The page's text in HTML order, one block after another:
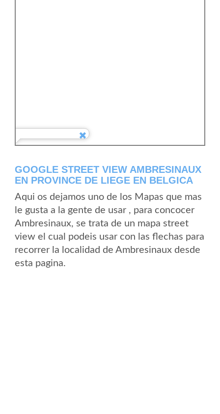
GOOGLE STREET VIEW AMBRESINAUX
EN PROVINCE DE LIEGE EN BELGICA
Aqui os dejamos uno de los Mapas que mas
le gusta a la gente de usar , para concocer
Ambresinaux, se trata de un mapa street
view el cual podeis usar con las flechas para
recorrer la localidad de Ambresinaux desde
esta pagina.